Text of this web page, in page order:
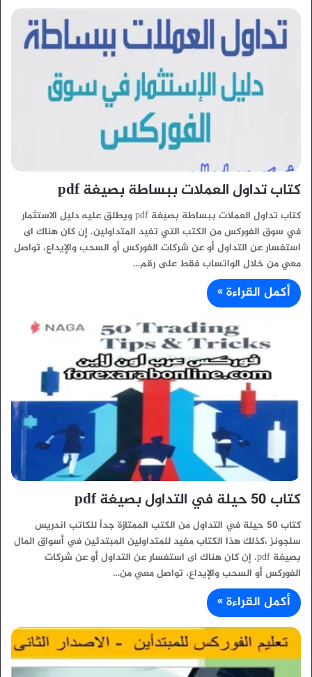
كتاب تداول العملات ببساطة بصيغة pdf
كتاب تداول العملات ببساطة بصيغة pdf ويطلق عليه دليل الاستثمار
في سوق الفوركس من الكتب التي تفيد المتداولين. إن كان هناك اى
استفسار عن التداول أو عن شركات الفوركس أو السحب والإيداع، تواصل
معي من خلال الواتساب فقط على رقم…
أكمل القراءة »
كتاب 50 حيلة في التداول بصيغة pdf
كتاب 50 حيلة في التداول من الكتب الممتازة جداً للكاتب اندريس
سلجونز ،كذلك هذا الكتاب مفيد للمتداولين المبتدئين في أسواق المال
بصيغة pdf. إن كان هناك اى استفسار عن التداول أو عن شركات
الفوركس أو السحب والإيداع، تواصل معي من…
أكمل القراءة »